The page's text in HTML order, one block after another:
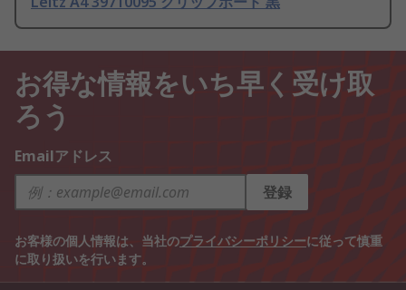
お得な情報をいち早く受け取
ろう
Emailアドレス
登録
お客様の個人情報は、当社のプライバシーポリシーに従って慎重
に取り扱いを行います。